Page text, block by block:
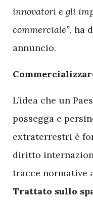
innovatori e gli
commerciale”, ha
annuncio.
L’idea che un
possegga e
extraterrestri è
diritto
tracce normative
Trattato sullo